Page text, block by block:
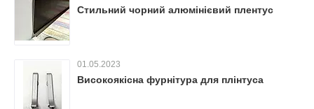
Стильний чорний алюмінієвий плентус
01.05.2023
Високоякісна фурнітура для плінтуса